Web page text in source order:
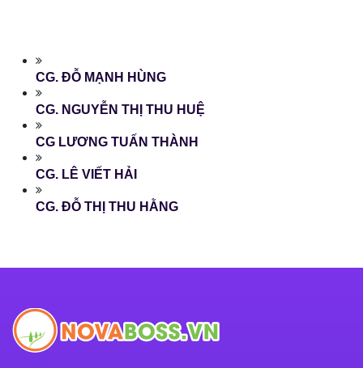
CG. ĐỖ MẠNH HÙNG
CG. NGUYỄN THỊ THU HUỆ
CG LƯƠNG TUẤN THÀNH
CG. LÊ VIẾT HẢI
CG. ĐỖ THỊ THU HẰNG